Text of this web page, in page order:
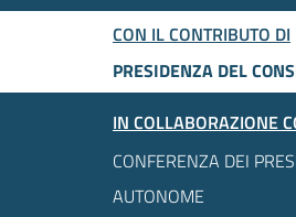
CON IL CONTRIBUTO DI
PRESIDENZA DEL
IN COLLABORAZIONE
CONFERENZA DEI
AUTONOME